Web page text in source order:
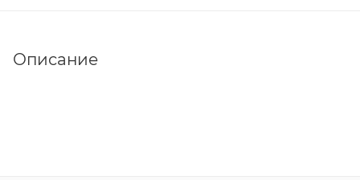
Описание